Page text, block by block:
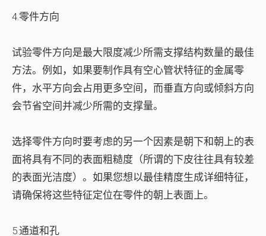
4.零件方向
试验零件方向是最大限度减少所需支撑结构数量的最佳
方法。例如，如果要制作具有空心管状特征的金属零
件，水平方向会占用更多空间，而垂直方向或倾斜方向
会节省空间并减少所需的支撑量。
选择零件方向时要考虑的另一个因素是朝下和朝上的表
面将具有不同的表面粗糙度（所谓的下皮往往具有较差
的表面光洁度）。如果您想以最佳精度生成详细特征，
请确保将这些特征定位在零件的朝上表面上。
5.通道和孔